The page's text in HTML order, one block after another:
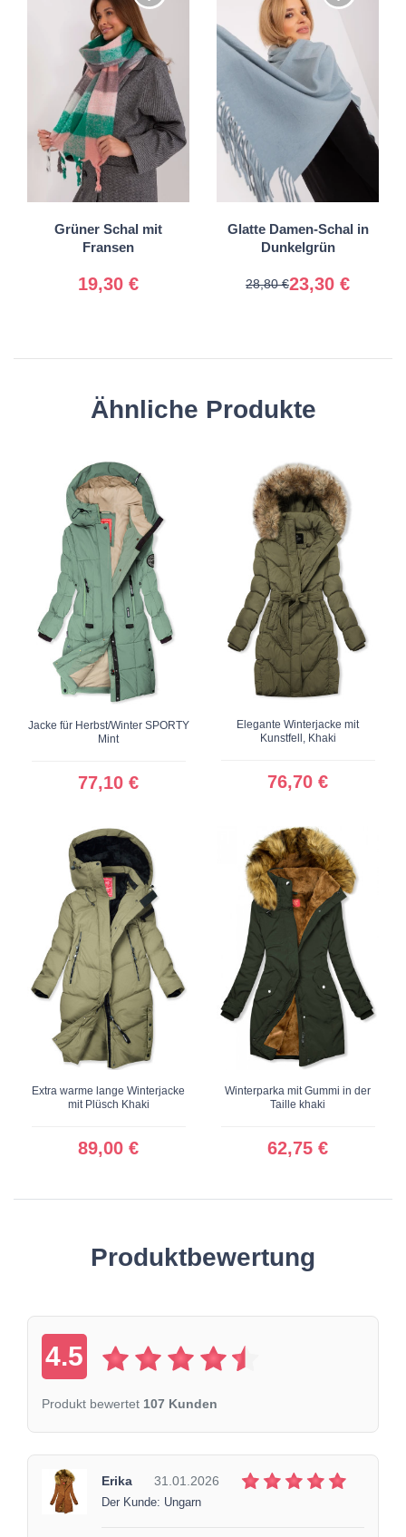
Grüner Schal mit
Fransen
19,30 €
Glatte Damen-Schal in
Dunkelgrün
23,30 €
28,80 €
Ähnliche Produkte
Jacke für Herbst/Winter SPORTY
Mint
77,10 €
Elegante Winterjacke mit
Kunstfell, Khaki
76,70 €
Extra warme lange Winterjacke
mit Plüsch Khaki
89,00 €
Winterparka mit Gummi in der
Taille khaki
62,75 €
Produktbewertung
4.5
Produkt bewertet 107 Kunden
Erika 31.01.2026
Der Kunde: Ungarn